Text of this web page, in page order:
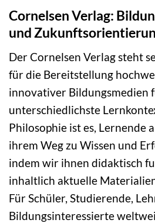
Cornelsen Verlag:
und
Der Cornelsen Verlag steht
für die Bereitstellung
innovativer Bildungsmedien
unterschiedlichste
Philosophie ist es, Lernende
ihrem Weg zu Wissen und
indem wir ihnen didaktisch
inhaltlich aktuelle
Für Schüler, Studierende,
Bildungsinteressierte